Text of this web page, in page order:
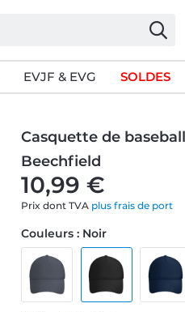
EVJF & EVG SOLDES
Casquette de
Beechfield
10,99 €
Prix dont TVA plus frais de port
Couleurs : Noir